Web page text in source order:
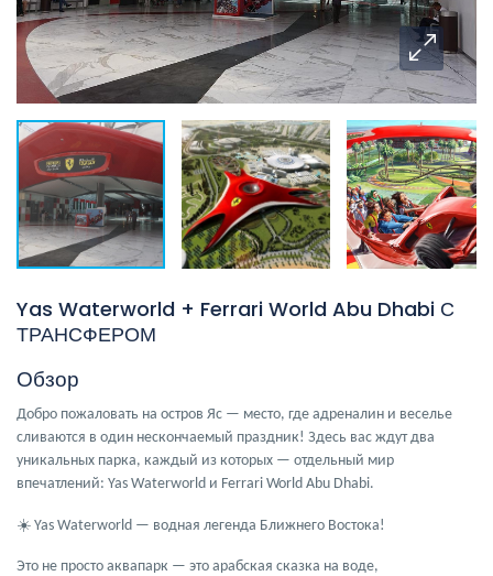
Yas Waterworld + Ferrari World Abu Dhabi С
ТРАНСФЕРОМ
Обзор
Добро пожаловать на остров Яс — место, где адреналин и веселье
сливаются в один нескончаемый праздник! Здесь вас ждут два
уникальных парка, каждый из которых — отдельный мир
впечатлений: Yas Waterworld и Ferrari World Abu Dhabi.
☀️ Yas Waterworld — водная легенда Ближнего Востока!
Это не просто аквапарк — это арабская сказка на воде,